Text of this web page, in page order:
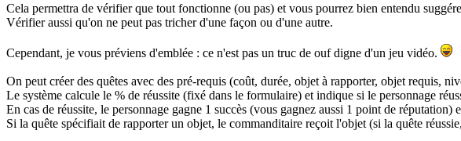
Cela permettra de vérifier que tout fonctionne (ou pas) et vous pourrez bien entendu
Vérifier aussi qu'on ne peut pas tricher d'une façon ou d'une autre.
Cependant, je vous préviens d'emblée : ce n'est pas un truc de ouf digne d'un jeu vidéo.
On peut créer des quêtes avec des pré-requis (coût, durée, objet à rapporter, objet requis,
Le système calcule le % de réussite (fixé dans le formulaire) et indique si le personnage
En cas de réussite, le personnage gagne 1 succès (vous gagnez aussi 1 point de réputation)
Si la quête spécifiait de rapporter un objet, le commanditaire reçoit l'objet (si la quête